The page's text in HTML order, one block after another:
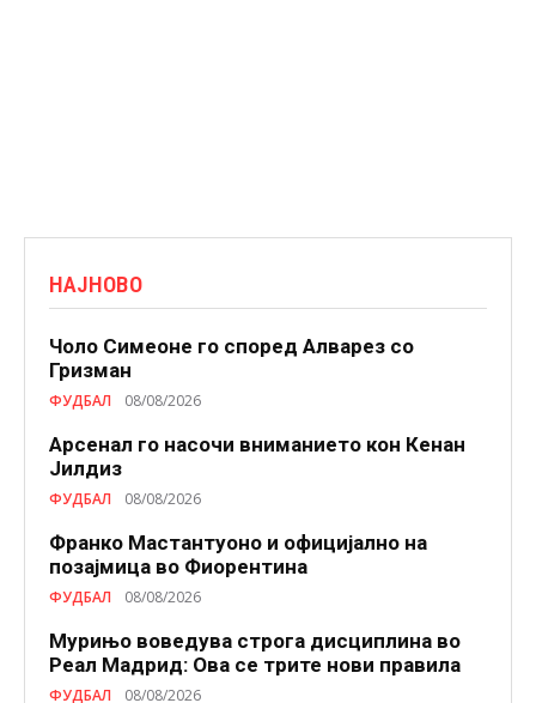
НАЈНОВО
Чоло Симеоне го според Алварез со
Гризман
ФУДБАЛ 08/08/2026
Арсенал го насочи вниманието кон Кенан
Јилдиз
ФУДБАЛ 08/08/2026
Франко Мастантуоно и официјално на
позајмица во Фиорентина
ФУДБАЛ 08/08/2026
Мурињо воведува строга дисциплина во
Реал Мадрид: Ова се трите нови правила
ФУДБАЛ 08/08/2026